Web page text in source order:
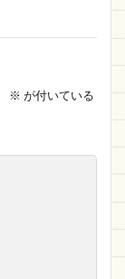
※ が付いている